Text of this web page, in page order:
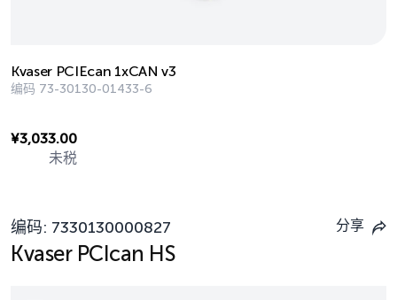
Kvaser PCIEcan 1xCAN v3
编码 73-30130-01433-6
¥3,033.00
未税
编码: 7330130000827 分享
Kvaser PCIcan HS